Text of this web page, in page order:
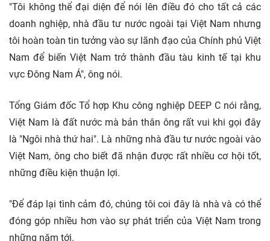
"Tôi không thể đại diện để nói lên điều đó cho tất cả các
doanh nghiệp, nhà đầu tư nước ngoài tại Việt Nam nhưng
tôi hoàn toàn tin tưởng vào sự lãnh đạo của Chính phủ Việt
Nam để biến Việt Nam trở thành đầu tàu kinh tế tại khu
vực Đông Nam Á", ông nói.
Tổng Giám đốc Tổ hợp Khu công nghiệp DEEP C nói rằng,
Việt Nam là đất nước mà bản thân ông rất vui khi gọi đây
là "Ngôi nhà thứ hai". Là những nhà đầu tư nước ngoài vào
Việt Nam, ông cho biết đã nhận được rất nhiều cơ hội tốt,
những điều kiện thuận lợi.
"Để đáp lại tình cảm đó, chúng tôi coi đây là nhà và có thể
đóng góp nhiều hơn vào sự phát triển của Việt Nam trong
những năm tới.